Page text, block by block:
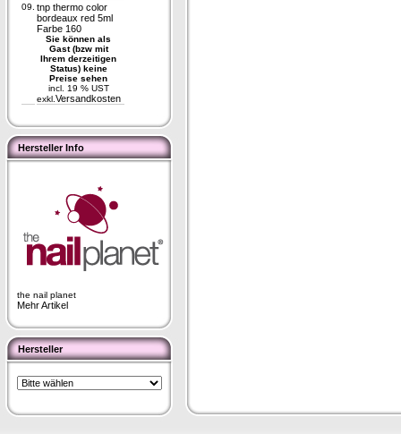
09. tnp thermo color
bordeaux red 5ml
Farbe 160
Sie können als
Gast (bzw mit
Ihrem derzeitigen
Status) keine
Preise sehen
incl. 19 % UST
exkl. Versandkosten
Hersteller Info
the nail planet
Mehr Artikel
Hersteller